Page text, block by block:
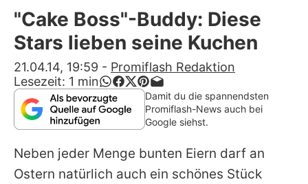
Alle Themen auf Promiflash
App runterladen
Team
Redaktionelle Richtlinien
Impressum
"Cake Boss"-Buddy: Diese
Stars lieben seine Kuchen
21.04.14, 19:59 - Promiflash Redaktion
Lesezeit: 1 min
Damit du die spannendsten
Promiflash-News auch bei
Google siehst.
Neben jeder Menge bunten Eiern darf an
Ostern natürlich auch ein schönes Stück